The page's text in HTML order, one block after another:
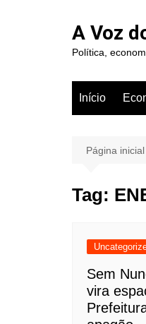
A Voz
Política,
Início
Página inicial
Tag:
Sem
vira